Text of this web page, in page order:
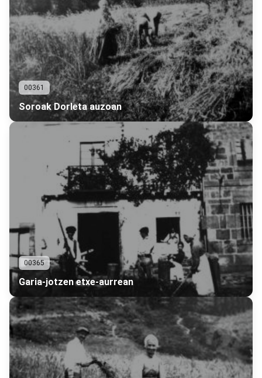
00361
Soroak Dorleta auzoan
00365
Garia-jotzen etxe-aurrean